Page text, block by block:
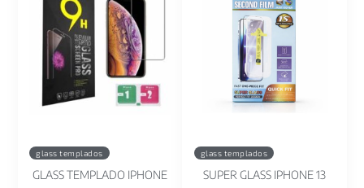
glass templados
GLASS TEMPLADO IPHONE
glass templados
SUPER GLASS IPHONE 13